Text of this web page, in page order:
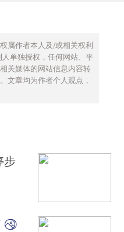
属作者本人及/或相关权利
单独授权，任何网站、平
关媒体的网站信息内容转
文章均为作者个人观点，
步